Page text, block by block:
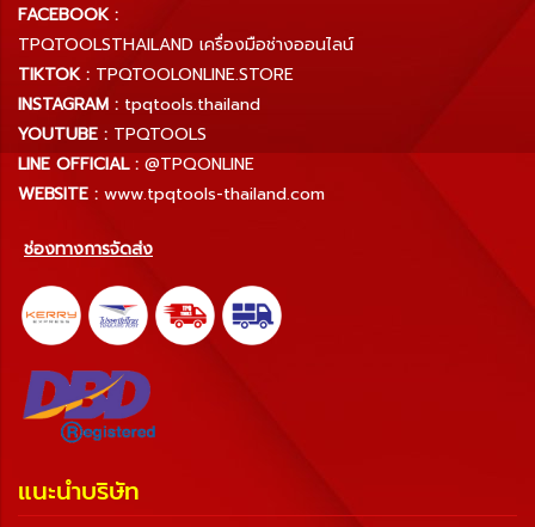
FACEBOOK :
TPQTOOLSTHAILAND เครื่องมือช่างออนไลน์
TIKTOK : TPQTOOLONLINE.STORE
INSTAGRAM : tpqtools.thailand
YOUTUBE : TPQTOOLS
LINE OFFICIAL : @TPQONLINE
WEBSITE : www.tpqtools-thailand.com
ช่องทางการจัดส่ง
แนะนำบริษัท